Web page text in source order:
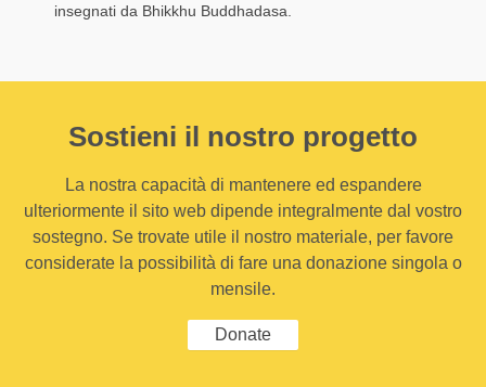
insegnati da Bhikkhu Buddhadasa.
Sostieni il nostro progetto
La nostra capacità di mantenere ed espandere
ulteriormente il sito web dipende integralmente dal vostro
sostegno. Se trovate utile il nostro materiale, per favore
considerate la possibilità di fare una donazione singola o
mensile.
Donate